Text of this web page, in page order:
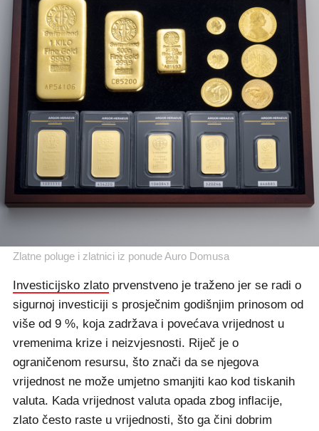
Zlatne poluge i zlatnici iz ponude Auro Domusa
Investicijsko zlato prvenstveno je traženo jer se radi o
sigurnoj investiciji s prosječnim godišnjim prinosom od
više od 9 %, koja zadržava i povećava vrijednost u
vremenima krize i neizvjesnosti. Riječ je o
ograničenom resursu, što znači da se njegova
vrijednost ne može umjetno smanjiti kao kod tiskanih
valuta. Kada vrijednost valuta opada zbog inflacije,
zlato često raste u vrijednosti, što ga čini dobrim